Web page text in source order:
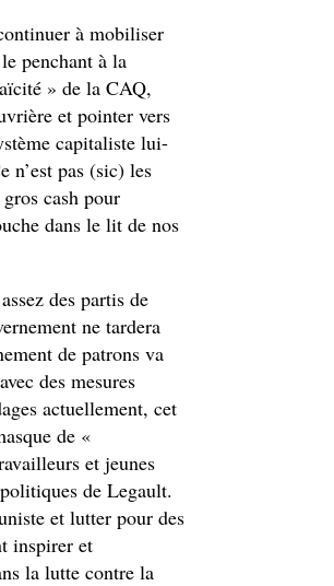
à mobiliser
penchant à la
» de la CAQ,
et pointer vers
capitaliste lui-
n’est pas (sic) les
cash pour
dans le lit de nos
des partis de
ne tardera
de patrons va
des mesures
actuellement, cet
de «
et jeunes
de Legault.
et lutter pour des
inspirer et
la lutte contre la